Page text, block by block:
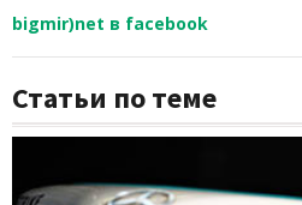
bigmir)net в facebook
Статьи по теме